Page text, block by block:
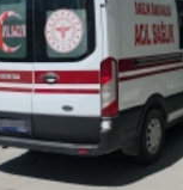
önem verilmeli
YAVUZ
Kazananı